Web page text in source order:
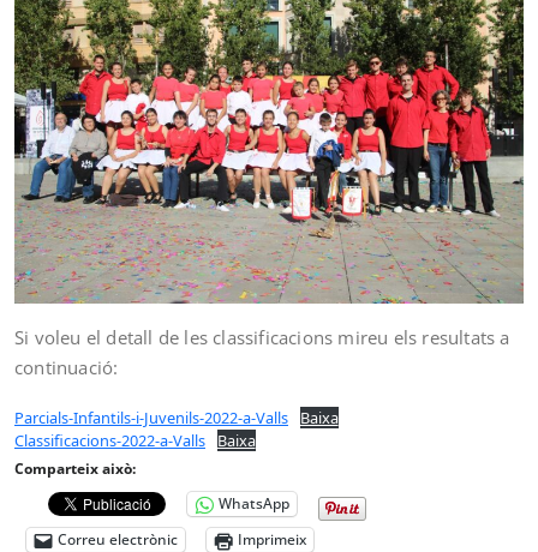
Si voleu el detall de les classificacions mireu els resultats a
continuació:
Parcials-Infantils-i-Juvenils-2022-a-Valls
Baixa
Classificacions-2022-a-Valls
Baixa
Comparteix això:
WhatsApp
Correu electrònic
Imprimeix